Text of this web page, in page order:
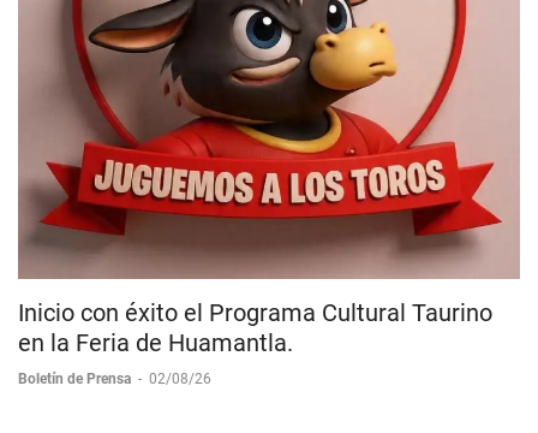
Inicio con éxito el Programa Cultural Taurino
en la Feria de Huamantla.
Boletín de Prensa - 02/08/26